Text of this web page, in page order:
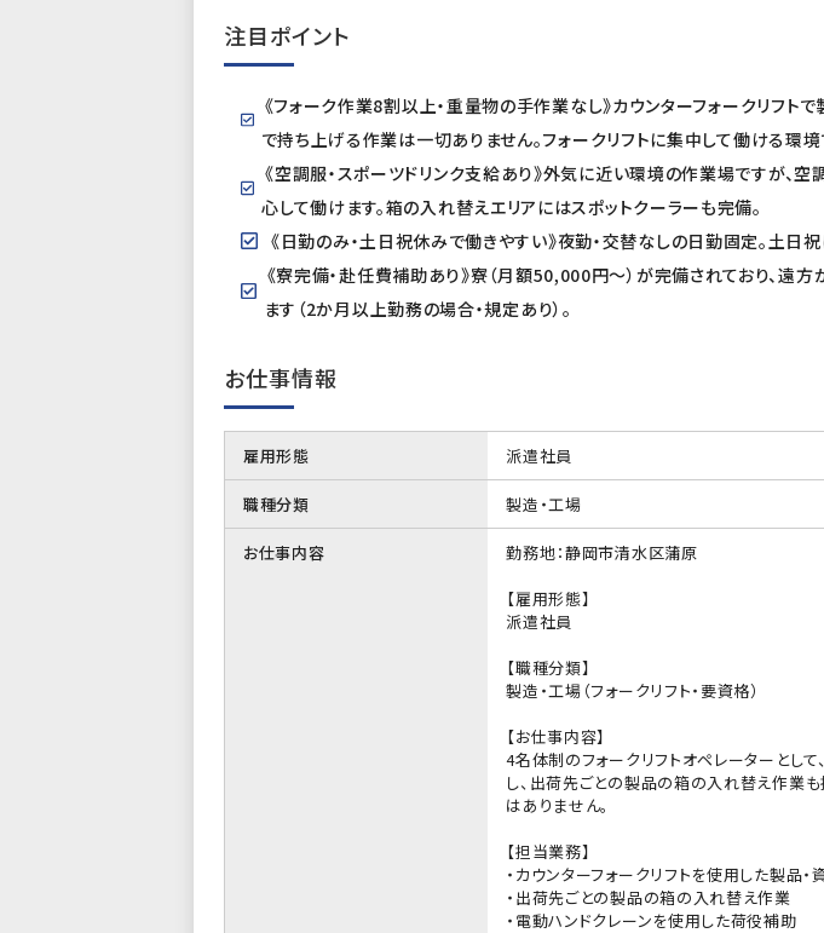
注目ポイント
《フォーク作業8割以上・重量物の手作業なし》カウンターフォークリフ
で持ち上げる作業は一切ありません。フォークリフトに集中して働ける環境
《空調服・スポーツドリンク支給あり》外気に近い環境の作業場ですが、
心して働けます。箱の入れ替えエリアにはスポットクーラーも完備。
《日勤のみ・土日祝休みで働きやすい》夜勤・交替なしの日勤固定。土日
《寮完備・赴任費補助あり》寮（月額50,000円〜）が完備されており、
ます（2か月以上勤務の場合・規定あり）。
お仕事情報
雇用形態 派遣社員
職種分類 製造・工場
お仕事内容
勤務地：静岡市清水区蒲原
【雇用形態】
派遣社員
【職種分類】
製造・工場（フォークリフト・要資格）
【お仕事内容】
4名体制のフォークリフトオペレーターとし
し、出荷先ごとの製品の箱の入れ替え作業
はありません。
【担当業務】
・カウンターフォークリフトを使用した製品
・出荷先ごとの製品の箱の入れ替え作業
・電動ハンドクレーンを使用した荷役補助